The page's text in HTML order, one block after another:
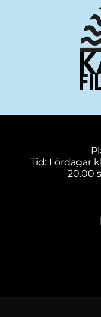
Tid: Lördagar
20.00